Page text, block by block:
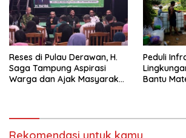
Reses di Pulau Derawan, H.
Saga Tampung Aspirasi
Warga dan Ajak Masyarakat
Peduli
Bantu
Rekomendasi untuk kamu